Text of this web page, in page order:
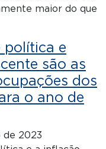
maior do que
política e
são as
dos
o ano de
de 2023